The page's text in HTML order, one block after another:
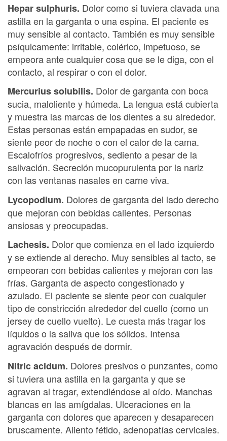
Hepar sulphuris. Dolor como si tuviera clavada una
astilla en la garganta o una espina. El paciente es
muy sensible al contacto. También es muy sensible
psíquicamente: irritable, colérico, impetuoso, se
empeora ante cualquier cosa que se le diga, con el
contacto, al respirar o con el dolor.
Mercurius solubilis. Dolor de garganta con boca
sucia, maloliente y húmeda. La lengua está cubierta
y muestra las marcas de los dientes a su alrededor.
Estas personas están empapadas en sudor, se
siente peor de noche o con el calor de la cama.
Escalofríos progresivos, sediento a pesar de la
salivación. Secreción mucopurulenta por la nariz
con las ventanas nasales en carne viva.
Lycopodium. Dolores de garganta del lado derecho
que mejoran con bebidas calientes. Personas
ansiosas y preocupadas.
Lachesis. Dolor que comienza en el lado izquierdo
y se extiende al derecho. Muy sensibles al tacto, se
empeoran con bebidas calientes y mejoran con las
frías. Garganta de aspecto congestionado y
azulado. El paciente se siente peor con cualquier
tipo de constricción alrededor del cuello (como un
jersey de cuello vuelto). Le cuesta más tragar los
líquidos o la saliva que los sólidos. Intensa
agravación después de dormir.
Nitric acidum. Dolores presivos o punzantes, como
si tuviera una astilla en la garganta y que se
agravan al tragar, extendiéndose al oído. Manchas
blancas en las amígdalas. Ulceraciones en la
garganta con dolores que aparecen y desaparecen
bruscamente. Aliento fétido, adenopatías cervicales.